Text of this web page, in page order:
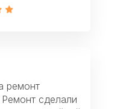
ремонт
сделали
Виктора, он
панели. Не